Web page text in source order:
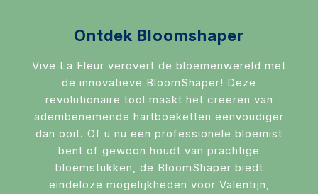
Ontdek Bloomshaper
Vive La Fleur verovert de bloemenwereld met
de innovatieve BloomShaper! Deze
revolutionaire tool maakt het creëren van
adembenemende hartboeketten eenvoudiger
dan ooit. Of u nu een professionele bloemist
bent of gewoon houdt van prachtige
bloemstukken, de BloomShaper biedt
eindeloze mogelijkheden voor Valentijn,